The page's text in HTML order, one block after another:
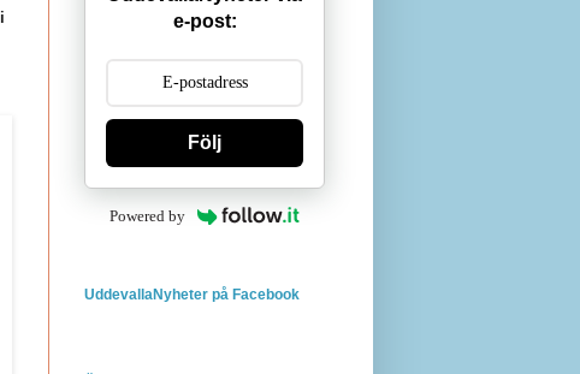
e-post:
Följ
Powered by
UddevallaNyheter på Facebook